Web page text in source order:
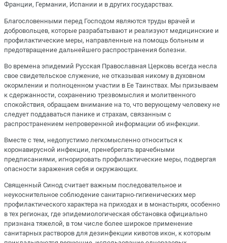
Франции, Германии, Испании и в других государствах.
Благословенными перед Господом являются труды врачей и
добровольцев, которые разрабатывают и реализуют медицинские и
профилактические меры, направленные на помощь больным и
предотвращение дальнейшего распространения болезни.
Во времена эпидемий Русская Православная Церковь всегда несла
свое свидетельское служение, не отказывая никому в духовном
окормлении и полноценном участии в Ее Таинствах. Мы призываем
к сдержанности, сохранению трезвомыслия и молитвенного
спокойствия, обращаем внимание на то, что верующему человеку не
следует поддаваться панике и страхам, связанным с
распространением непроверенной информации об инфекции.
Вместе с тем, недопустимо легкомысленно относиться к
коронавирусной инфекции, пренебрегать врачебными
предписаниями, игнорировать профилактические меры, подвергая
опасности заражения себя и окружающих.
Священный Синод считает важным последовательное и
неукоснительное соблюдение санитарно-гигиенических мер
профилактического характера на приходах и в монастырях, особенно
в тех регионах, где эпидемиологическая обстановка официально
признана тяжелой, в том числе более широкое применение
санитарных растворов для дезинфекции кивотов икон, к которым